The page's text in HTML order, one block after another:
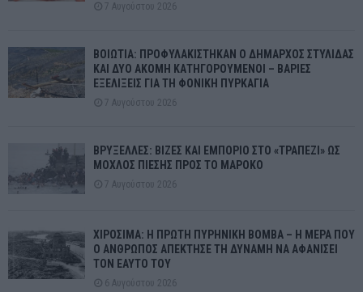
7 Αυγούστου 2026
ΒΟΙΩΤΙΑ: ΠΡΟΦΥΛΑΚΙΣΤΗΚΑΝ Ο ΔΗΜΑΡΧΟΣ ΣΤΥΛΙΔΑΣ
ΚΑΙ ΔΥΟ ΑΚΟΜΗ ΚΑΤΗΓΟΡΟΥΜΕΝΟΙ – ΒΑΡΙΕΣ
ΕΞΕΛΙΞΕΙΣ ΓΙΑ ΤΗ ΦΟΝΙΚΗ ΠΥΡΚΑΓΙΑ
7 Αυγούστου 2026
ΒΡΥΞΕΛΛΕΣ: ΒΙΖΕΣ ΚΑΙ ΕΜΠΟΡΙΟ ΣΤΟ «ΤΡΑΠΕΖΙ» ΩΣ
ΜΟΧΛΟΣ ΠΙΕΣΗΣ ΠΡΟΣ ΤΟ ΜΑΡΟΚΟ
7 Αυγούστου 2026
ΧΙΡΟΣΙΜΑ: Η ΠΡΩΤΗ ΠΥΡΗΝΙΚΗ ΒΟΜΒΑ – Η ΜΕΡΑ ΠΟΥ
Ο ΑΝΘΡΩΠΟΣ ΑΠΕΚΤΗΣΕ ΤΗ ΔΥΝΑΜΗ ΝΑ ΑΦΑΝΙΣΕΙ
ΤΟΝ ΕΑΥΤΟ ΤΟΥ
6 Αυγούστου 2026